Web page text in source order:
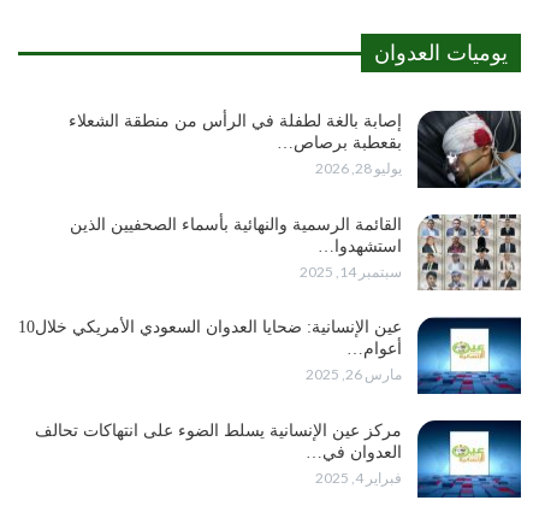
يوميات العدوان
إصابة بالغة لطفلة في الرأس من منطقة الشعلاء
بقعطبة برصاص…
يوليو 28, 2026
القائمة الرسمية والنهائية بأسماء الصحفيين الذين
استشهدوا…
سبتمبر 14, 2025
عين الإنسانية: ضحايا العدوان السعودي الأمريكي خلال10
أعوام…
مارس 26, 2025
مركز عين الإنسانية يسلط الضوء على انتهاكات تحالف
العدوان في…
فبراير 4, 2025